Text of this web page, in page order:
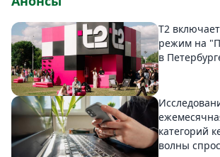
Т2
режим на
в
категорий
волны